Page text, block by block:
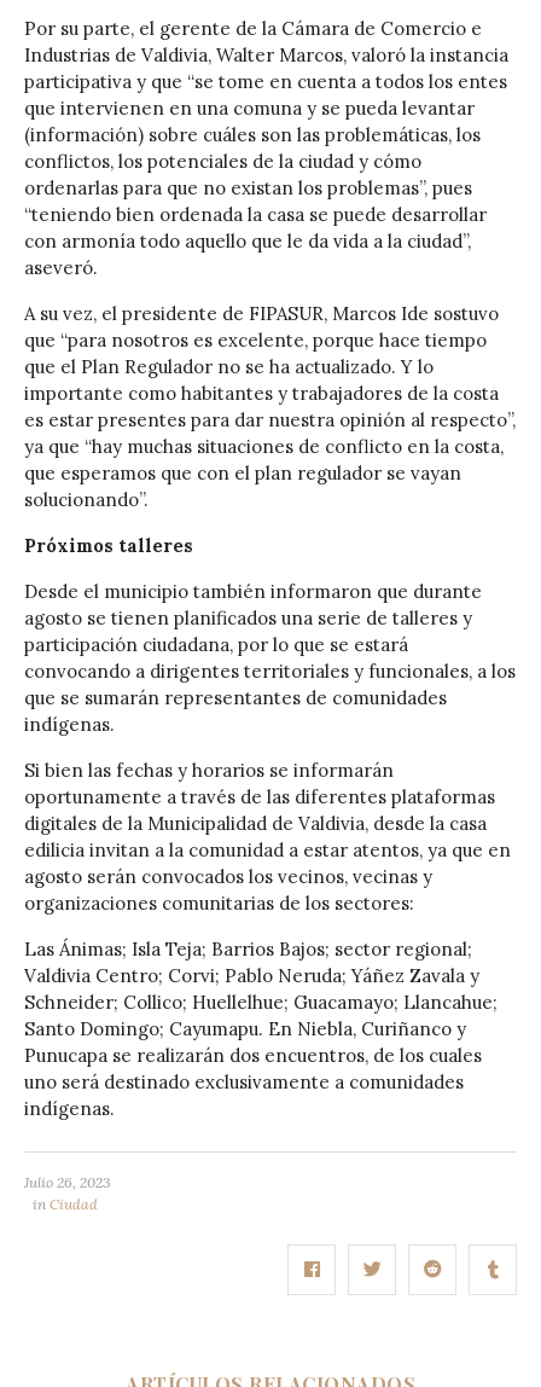
Por su parte, el gerente de la Cámara de Comercio e
Industrias de Valdivia, Walter Marcos, valoró la instancia
participativa y que “se tome en cuenta a todos los entes
que intervienen en una comuna y se pueda levantar
(información) sobre cuáles son las problemáticas, los
conflictos, los potenciales de la ciudad y cómo
ordenarlas para que no existan los problemas”, pues
“teniendo bien ordenada la casa se puede desarrollar
con armonía todo aquello que le da vida a la ciudad”,
aseveró.
A su vez, el presidente de FIPASUR, Marcos Ide sostuvo
que “para nosotros es excelente, porque hace tiempo
que el Plan Regulador no se ha actualizado. Y lo
importante como habitantes y trabajadores de la costa
es estar presentes para dar nuestra opinión al respecto”,
ya que “hay muchas situaciones de conflicto en la costa,
que esperamos que con el plan regulador se vayan
solucionando”.
Próximos talleres
Desde el municipio también informaron que durante
agosto se tienen planificados una serie de talleres y
participación ciudadana, por lo que se estará
convocando a dirigentes territoriales y funcionales, a los
que se sumarán representantes de comunidades
indígenas.
Si bien las fechas y horarios se informarán
oportunamente a través de las diferentes plataformas
digitales de la Municipalidad de Valdivia, desde la casa
edilicia invitan a la comunidad a estar atentos, ya que en
agosto serán convocados los vecinos, vecinas y
organizaciones comunitarias de los sectores:
Las Ánimas; Isla Teja; Barrios Bajos; sector regional;
Valdivia Centro; Corvi; Pablo Neruda; Yáñez Zavala y
Schneider; Collico; Huellelhue; Guacamayo; Llancahue;
Santo Domingo; Cayumapu. En Niebla, Curiñanco y
Punucapa se realizarán dos encuentros, de los cuales
uno será destinado exclusivamente a comunidades
indígenas.
Julio 26, 2023
in Ciudad